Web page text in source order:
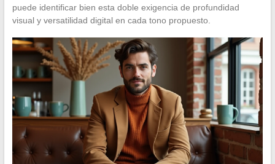
puede identificar bien esta doble exigencia de profundidad
visual y versatilidad digital en cada tono propuesto.